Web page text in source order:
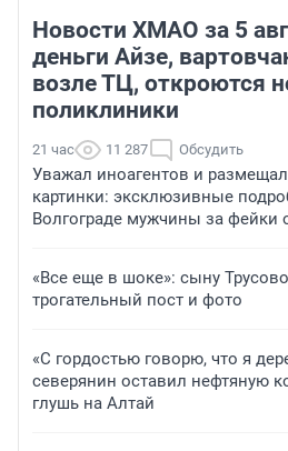
Новости ХМАО за 5
деньги Айзе,
возле ТЦ, откроются
поликлиники
21 час 11 287 Обсудить
Уважал иноагентов и
картинки: эксклюзивные
Волгограде мужчины за фейки
«Все еще в шоке»: сыну
трогательный пост и фото
«С гордостью говорю, что я
северянин оставил нефтяную
глушь на Алтай